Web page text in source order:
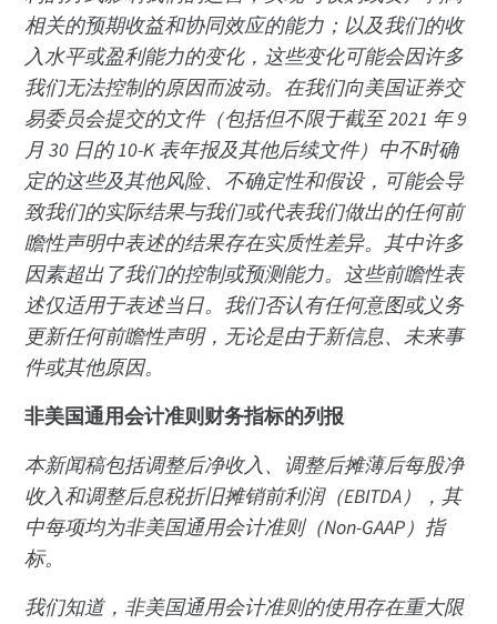
相关的预期收益和协同效应的能力；以及我们的收
入水平或盈利能力的变化，这些变化可能会因许多
我们无法控制的原因而波动。在我们向美国证券交
易委员会提交的文件（包括但不限于截至 2021 年 9
月 30 日的 10-K 表年报及其他后续文件）中不时确
定的这些及其他风险、不确定性和假设，可能会导
致我们的实际结果与我们或代表我们做出的任何前
瞻性声明中表述的结果存在实质性差异。其中许多
因素超出了我们的控制或预测能力。这些前瞻性表
述仅适用于表述当日。我们否认有任何意图或义务
更新任何前瞻性声明，无论是由于新信息、未来事
件或其他原因。
非美国通用会计准则财务指标的列报
本新闻稿包括调整后净收入、调整后摊薄后每股净
收入和调整后息税折旧摊销前利润（EBITDA），其
中每项均为非美国通用会计准则（Non-GAAP）指
标。
我们知道，非美国通用会计准则的使用存在重大限